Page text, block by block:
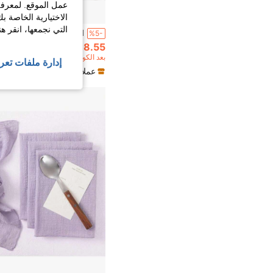
%5-
8.55
بعد الكوبون
عملاء متكررون بشكل كبير
عمل الموقع.
الاختيارية
التي نجمعها، انقر
إدارة ملفات